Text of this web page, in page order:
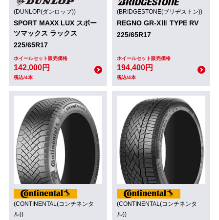
(DUNLOP(ダンロップ))
SPORT MAXX LUX スポー
ツマックス ラックス
225/65R17
ホイールセット販売価格
142,000円
税込/4本
(BRIDGESTONE(ブリヂストン))
REGNO GR-XⅢ TYPE RV
225/65R17
ホイールセット販売価格
194,400円
税込/4本
(CONTINENTAL(コンチネンタ
ル))
(CONTINENTAL(コンチネンタ
ル))